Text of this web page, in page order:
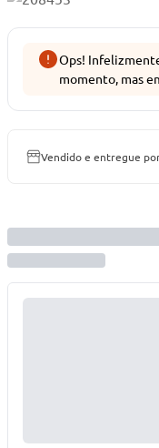
Ops!
momento, mas
Vendido e entregue